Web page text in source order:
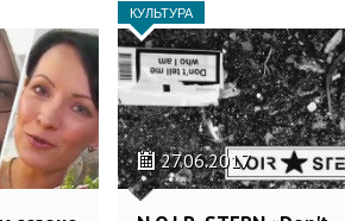
КУЛЬТУРА
27.06.2017